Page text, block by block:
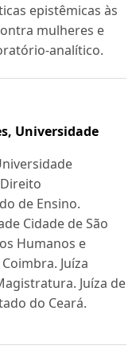
epistêmicas às
mulheres e
analítico.
Universidade
de Ensino.
Cidade de São
Humanos e
Juíza
Juíza de
do Ceará.